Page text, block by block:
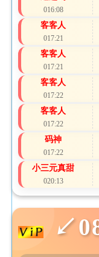
016:08
客客人
017:21
客客人
017:21
客客人
017:22
客客人
017:22
码神
017:22
小三元真甜
020:13